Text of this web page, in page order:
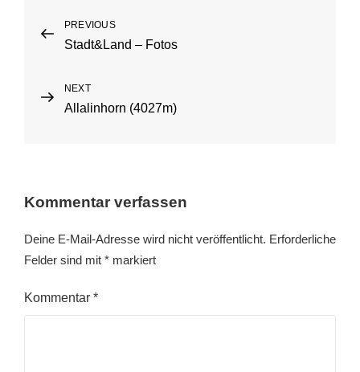
Beitragsnavigation
Previous
Post
PREVIOUS
Stadt&Land – Fotos
Next
Post
NEXT
Allalinhorn (4027m)
Kommentar verfassen
Deine E-Mail-Adresse wird nicht veröffentlicht. Erforderliche
Felder sind mit * markiert
Kommentar *